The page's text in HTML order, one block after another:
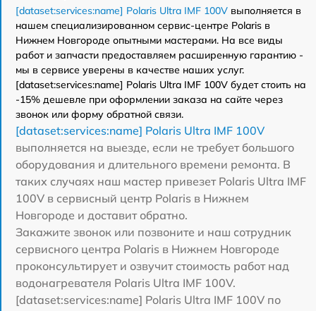
[dataset:services:name] Polaris Ultra IMF 100V выполняется в
нашем специализированном сервис-центре Polaris в
Нижнем Новгороде опытными мастерами. На все виды
работ и запчасти предоставляем расширенную гарантию -
мы в сервисе уверены в качестве наших услуг.
[dataset:services:name] Polaris Ultra IMF 100V будет стоить на
-15% дешевле при оформлении заказа на сайте через
звонок или форму обратной связи.
[dataset:services:name] Polaris Ultra IMF 100V
выполняется на выезде, если не требует большого
оборудования и длительного времени ремонта. В
таких случаях наш мастер привезет Polaris Ultra IMF
100V в сервисный центр Polaris в Нижнем
Новгороде и доставит обратно.
Закажите звонок или позвоните и наш сотрудник
сервисного центра Polaris в Нижнем Новгороде
проконсультирует и озвучит стоимость работ над
водонагревателя Polaris Ultra IMF 100V.
[dataset:services:name] Polaris Ultra IMF 100V по